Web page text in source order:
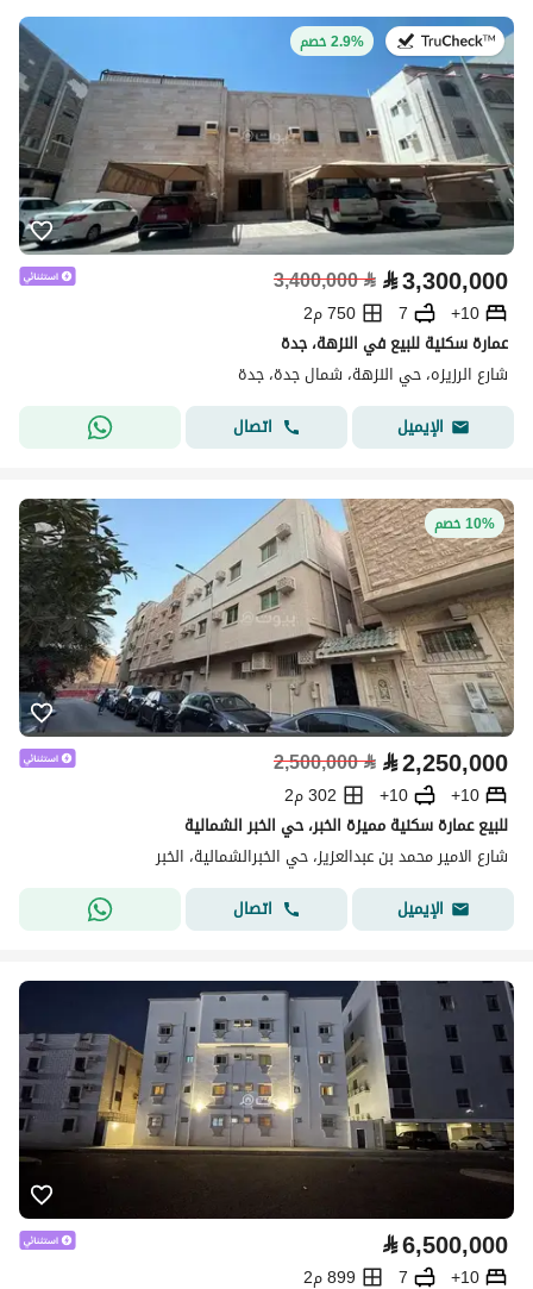
في:27 يوليو 20262.9% خصم
⃁3,300,000
⃁
3,400,000
10+
7
750 م2
عمارة سكنية للبيع في النزهة، جدة
شارع الرزيزه، حي النزهة، شمال جدة، جدة
الإيميل
اتصال
10% خصم
⃁2,250,000
⃁
2,500,000
10+
10+
302 م2
للبيع عمارة سكنية مميزة الخبر، حي الخبر الشمالية
شارع الامير محمد بن عبدالعزيز، حي الخبرالشمالية، الخبر
الإيميل
اتصال
⃁6,500,000
10+
7
899 م2